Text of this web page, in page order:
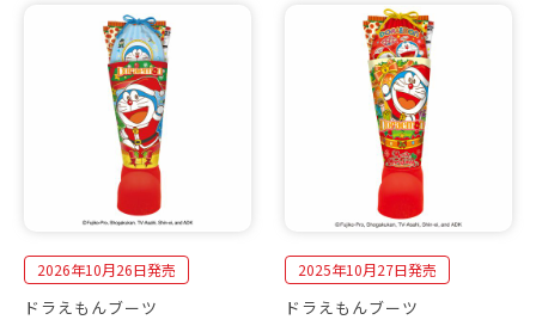
2026年10月26日発売
ドラえもんブーツ
2025年10月27日発売
ドラえもんブーツ